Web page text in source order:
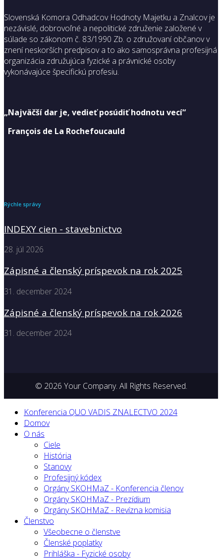
Slovenská Komora Odhadcov Hodnoty Majetku a Znalcov je
nezávislé, dobrovoľné a nepolitické združenie založené v
súlade so zákonom č. 83/1990 Zb. o združovaní občanov v
znení neskorších predpisov a to ako samosprávna profesijná
organizácia združujúca fyzické a právnické osoby
vykonávajúce špecifickú profesiu.
„Najväčší dar je, vedieť posúdiť hodnotu vecí“
François de La Rochefoucauld
Rýchle správy
INDEXY cien - stavebnictvo
28. júl 2026
Zápisné a členský príspevok na rok 2025
31. december 2024
Zápisné a členský príspevok na rok 2026
31. december 2024
© 2026 Your Company. All Rights Reserved.
Konferencia QUO VADIS ZNALECTVO 2024
Domov
O nás
Ciele
História
Stanovy
Profesijný kódex
Orgány SKOHMaZ - Konferencia členov
Orgány SKOHMaZ - Prezídium
Orgány SKOHMaZ - Revízna komisia
Členstvo
Všeobecne o členstve
Členské poplatky
Prihláška - Fyzické osoby